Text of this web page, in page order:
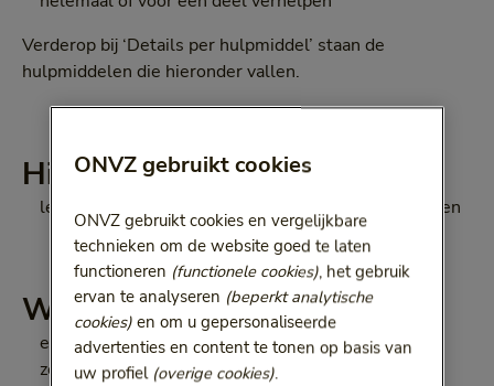
Verderop bij ‘Details per hulpmiddel’ staan de
hulpmiddelen die hieronder vallen.
Hier kunt u terecht
leverancier van hulpmiddelen bij problemen met zien
Wat niet vergoed wordt
eenvoudige hulpmiddelen voor lezen en schrijven,
zoals een simpele handloep of leesliniaal
ONVZ gebruikt cookies
ONVZ gebruikt cookies en vergelijkbare
technieken om de website goed te laten
functioneren (functionele cookies), het gebruik
ervan te analyseren (beperkt analytische
cookies)en om u gepersonaliseerde
advertenties en content te tonen op basis van
uw profiel (overige cookies).